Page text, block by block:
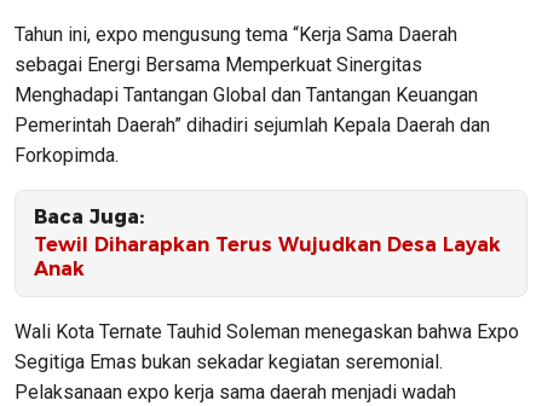
Tahun ini, expo mengusung tema “Kerja Sama Daerah
sebagai Energi Bersama Memperkuat Sinergitas
Menghadapi Tantangan Global dan Tantangan Keuangan
Pemerintah Daerah” dihadiri sejumlah Kepala Daerah dan
Forkopimda.
Baca Juga:
Tewil Diharapkan Terus Wujudkan Desa Layak
Anak
Wali Kota Ternate Tauhid Soleman menegaskan bahwa Expo
Segitiga Emas bukan sekadar kegiatan seremonial.
Pelaksanaan expo kerja sama daerah menjadi wadah